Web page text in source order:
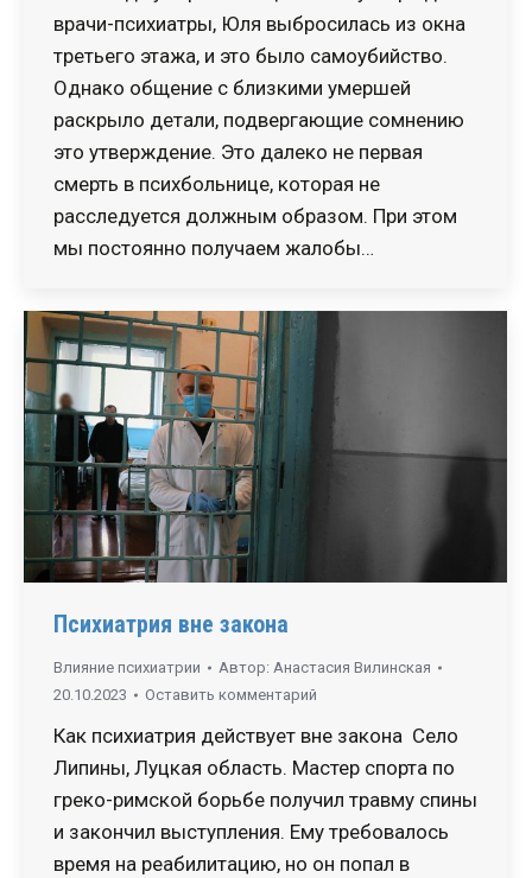
врачи-психиатры, Юля выбросилась из окна
третьего этажа, и это было самоубийство.
Однако общение с близкими умершей
раскрыло детали, подвергающие сомнению
это утверждение. Это далеко не первая
смерть в психбольнице, которая не
расследуется должным образом. При этом
мы постоянно получаем жалобы…
Психиатрия вне закона
Влияние психиатрии Автор: Анастасия Вилинская
20.10.2023
Оставить комментарий
Как психиатрия действует вне закона Село
Липины, Луцкая область. Мастер спорта по
греко-римской борьбе получил травму спины
и закончил выступления. Ему требовалось
время на реабилитацию, но он попал в